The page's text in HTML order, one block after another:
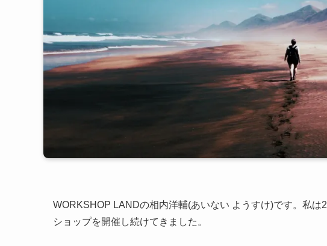
WORKSHOP LANDの相内洋輔(あいない ようすけ)です。私
ショップを開催し続けてきました。